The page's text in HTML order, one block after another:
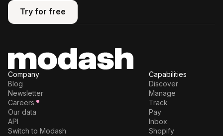
Try for free
Try for free
Company
Blog
Newsletter
Careers
Our data
API
Switch to Modash
Capabilities
Discover
Manage
Track
Pay
Inbox
Shopify